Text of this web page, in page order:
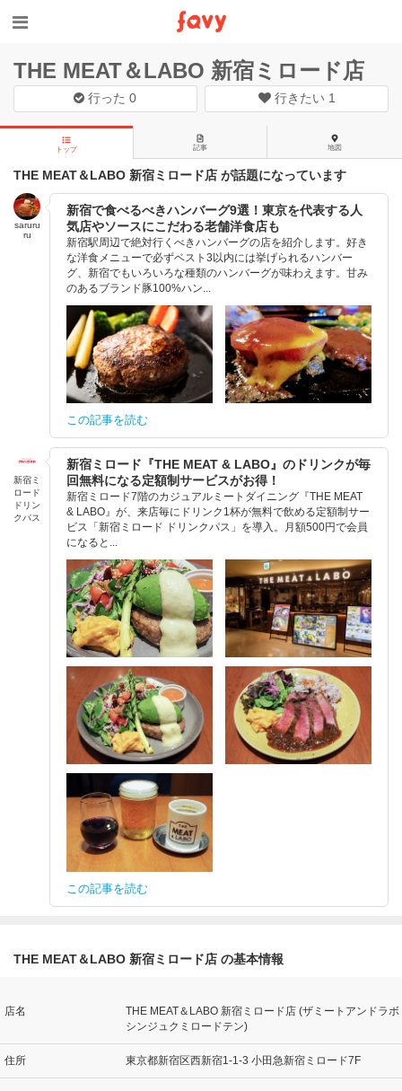
THE MEAT＆LABO 新宿ミロード店
行った0 行きたい 1
トップ 記事 地図
THE MEAT＆LABO 新宿ミロード店 が話題になっています
saruru
ru
新宿で食べるべきハンバーグ9選！東京を代表する人
気店やソースにこだわる老舗洋食店も
新宿駅周辺で絶対行くべきハンバーグの店を紹介します。好き
な洋食メニューで必ずベスト3以内には挙げられるハンバー
グ、新宿でもいろいろな種類のハンバーグが味わえます。甘み
のあるブランド豚100%ハン...
この記事を読む
新宿ミ
ロード
ドリン
クパス
新宿ミロード『THE MEAT & LABO』のドリンクが毎
回無料になる定額制サービスがお得！
新宿ミロード7階のカジュアルミートダイニング『THE MEAT
& LABO』が、来店毎にドリンク1杯が無料で飲める定額制サー
ビス「新宿ミロード ドリンクパス」を導入。月額500円で会員
になると...
この記事を読む
THE MEAT＆LABO 新宿ミロード店 の基本情報
店名
THE MEAT＆LABO 新宿ミロード店 (ザミートアンドラボ
シンジュクミロードテン)
住所 東京都新宿区西新宿1-1-3 小田急新宿ミロード7F